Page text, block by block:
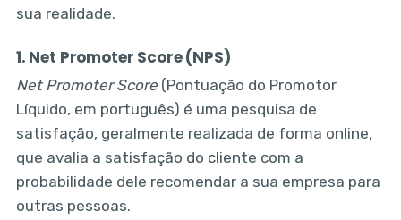
sua realidade.
1. Net Promoter Score (NPS)
Net Promoter Score (Pontuação do Promotor
Líquido, em português) é uma pesquisa de
satisfação, geralmente realizada de forma online,
que avalia a satisfação do cliente com a
probabilidade dele recomendar a sua empresa para
outras pessoas.